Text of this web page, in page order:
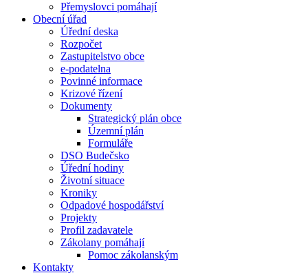
Přemyslovci pomáhají
Obecní úřad
Úřední deska
Rozpočet
Zastupitelstvo obce
e-podatelna
Povinné informace
Krizové řízení
Dokumenty
Strategický plán obce
Územní plán
Formuláře
DSO Budečsko
Úřední hodiny
Životní situace
Kroniky
Odpadové hospodářství
Projekty
Profil zadavatele
Zákolany pomáhají
Pomoc zákolanským
Kontakty